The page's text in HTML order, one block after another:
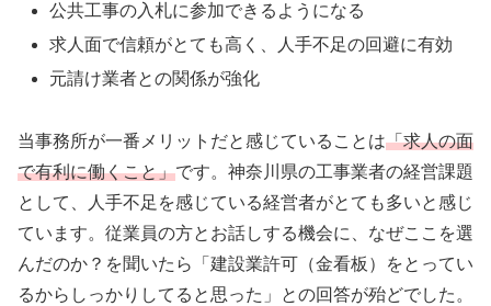
公共工事の入札に参加できるようになる
求人面で信頼がとても高く、人手不足の回避に有効
元請け業者との関係が強化
当事務所が一番メリットだと感じていることは「求人の面
で有利に働くこと」です。神奈川県の工事業者の経営課題
として、人手不足を感じている経営者がとても多いと感じ
ています。従業員の方とお話しする機会に、なぜここを選
んだのか？を聞いたら「建設業許可（金看板）をとってい
るからしっかりしてると思った」との回答が殆どでした。